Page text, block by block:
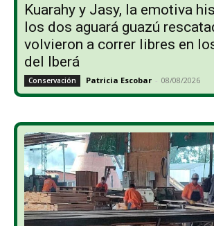
Kuarahy y Jasy, la emotiva
los dos aguará guazú
volvieron a correr libres en
del Iberá
Conservación Patricia Escobar - 08/08/2026